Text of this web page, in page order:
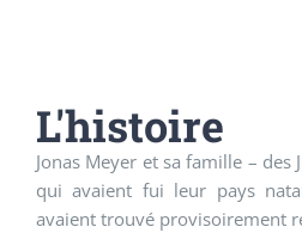
L'histoire
Jonas Meyer et sa famille – des
qui avaient fui leur pays
avaient trouvé provisoirement